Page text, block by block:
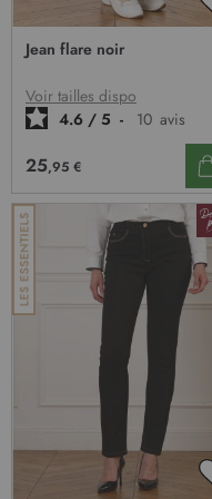
Jean flare noir
Voir tailles dispo
4.6 / 5 - 10 avis
25,95 €
t
i
n
: